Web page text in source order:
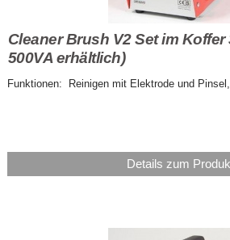
Cleaner Brush V2 Set im Koffer
500VA erhältlich)
Funktionen: Reinigen mit Elektrode und
Details zum